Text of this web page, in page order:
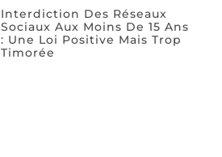
Interdiction Des Réseaux
Sociaux Aux Moins De 15 Ans
: Une Loi Positive Mais Trop
Timorée